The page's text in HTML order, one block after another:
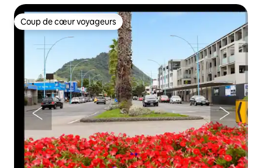
Coup de cœur voyageurs
Coup de cœur voyageurs